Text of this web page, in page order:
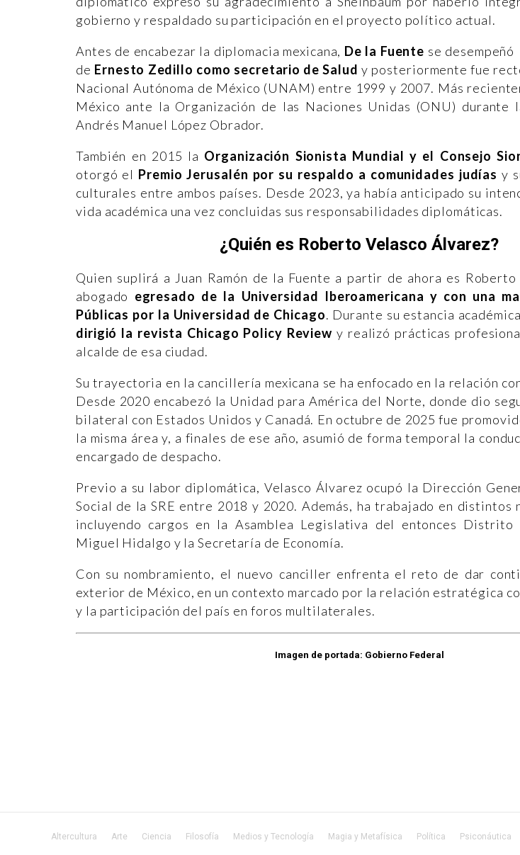
gobierno y respaldado su participación en el proyecto político actual.
Antes de encabezar la diplomacia mexicana, De la Fuente se
de Ernesto Zedillo como secretario de Saludy posteriormente fue
Nacional Autónoma de México (UNAM) entre 1999 y 2007. Más
México ante la Organización de las Naciones Unidas (ONU) durante
Andrés Manuel López Obrador.
También en 2015 la Organización Sionista Mundial y el Consejo
otorgó el Premio Jerusalén por su respaldo a comunidades judías y
culturales entre ambos países. Desde 2023, ya había anticipado su
vida académica una vez concluidas sus responsabilidades diplomáticas.
¿Quién es Roberto Velasco Álvarez?
Quien suplirá a Juan Ramón de la Fuente a partir de ahora es Roberto
abogado egresado de la Universidad Iberoamericana y con una
Públicas por la Universidad de Chicago. Durante su estancia
dirigió la revista Chicago Policy Review y realizó prácticas
alcalde de esa ciudad.
Su trayectoria en la cancillería mexicana se ha enfocado en la relación
Desde 2020 encabezó la Unidad para América del Norte, donde dio
bilateral con Estados Unidos y Canadá. En octubre de 2025 fue
la misma área y, a finales de ese año, asumió de forma temporal la
encargado de despacho.
Previo a su labor diplomática, Velasco Álvarez ocupó la Dirección
Social de la SRE entre 2018 y 2020. Además, ha trabajado en distintos
incluyendo cargos en la Asamblea Legislativa del entonces Distrito
Miguel Hidalgo y la Secretaría de Economía.
Con su nombramiento, el nuevo canciller enfrenta el reto de dar
exterior de México, en un contexto marcado por la relación estratégica
y la participación del país en foros multilaterales.
Imagen de portada: Gobierno Federal
Altercultura Arte Ciencia Filosofía Medios y Tecnología Magia y Metafísica Política Psiconáutica